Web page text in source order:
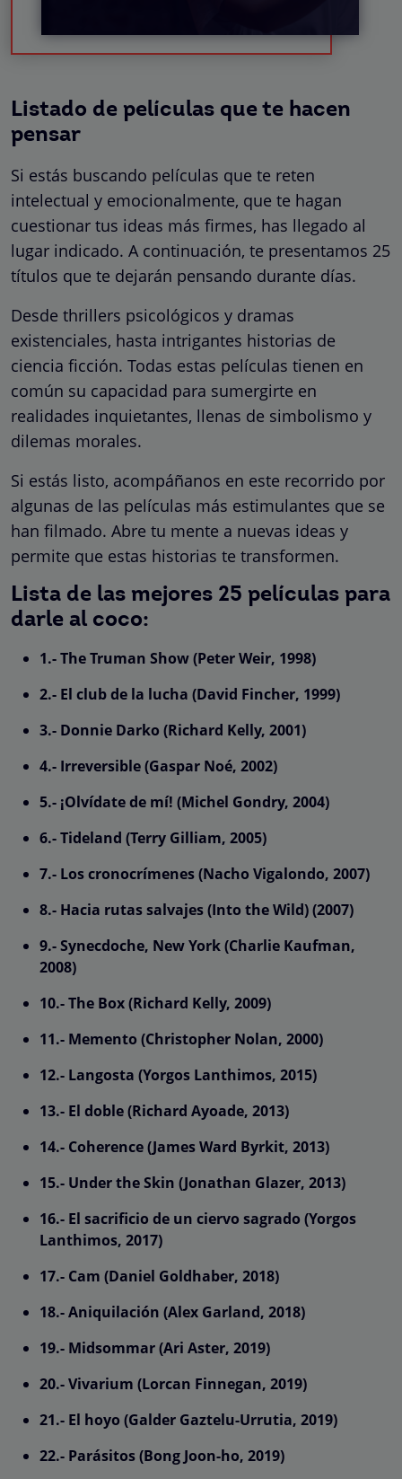
Listado de películas que te hacen
pensar
Si estás buscando películas que te reten
intelectual y emocionalmente, que te hagan
cuestionar tus ideas más firmes, has llegado al
lugar indicado. A continuación, te presentamos 25
títulos que te dejarán pensando durante días.
Desde thrillers psicológicos y dramas
existenciales, hasta intrigantes historias de
ciencia ficción. Todas estas películas tienen en
común su capacidad para sumergirte en
realidades inquietantes, llenas de simbolismo y
dilemas morales.
Si estás listo, acompáñanos en este recorrido por
algunas de las películas más estimulantes que se
han filmado. Abre tu mente a nuevas ideas y
permite que estas historias te transformen.
Lista de las mejores 25 películas para
darle al coco:
1.- The Truman Show (Peter Weir, 1998)
2.- El club de la lucha (David Fincher, 1999)
3.- Donnie Darko (Richard Kelly, 2001)
4.- Irreversible (Gaspar Noé, 2002)
5.- ¡Olvídate de mí! (Michel Gondry, 2004)
6.- Tideland (Terry Gilliam, 2005)
7.- Los cronocrímenes (Nacho Vigalondo, 2007)
8.- Hacia rutas salvajes (Into the Wild) (2007)
9.- Synecdoche, New York (Charlie Kaufman,
2008)
10.- The Box (Richard Kelly, 2009)
11.- Memento (Christopher Nolan, 2000)
12.- Langosta (Yorgos Lanthimos, 2015)
13.- El doble (Richard Ayoade, 2013)
14.- Coherence (James Ward Byrkit, 2013)
15.- Under the Skin (Jonathan Glazer, 2013)
16.- El sacrificio de un ciervo sagrado (Yorgos
Lanthimos, 2017)
17.- Cam (Daniel Goldhaber, 2018)
18.- Aniquilación (Alex Garland, 2018)
19.- Midsommar (Ari Aster, 2019)
20.- Vivarium (Lorcan Finnegan, 2019)
21.- El hoyo (Galder Gaztelu-Urrutia, 2019)
22.- Parásitos (Bong Joon-ho, 2019)